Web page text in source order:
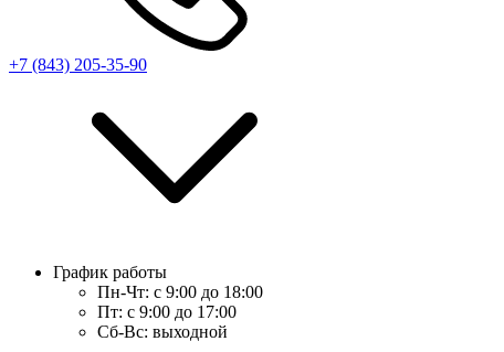
+7 (843) 205-35-90
График работы
Пн-Чт: с 9:00 до 18:00
Пт: с 9:00 до 17:00
Сб-Вс: выходной